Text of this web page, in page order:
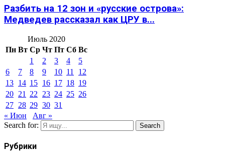
Разбить на 12 зон и «русские острова»:
Медведев рассказал как ЦРУ в...
Июль 2020
Пн Вт Ср Чт Пт Сб Вс
1
2 3 4
5
6
7 8 9 10 11
12
13 14 15 16 17 18 19
20 21 22 23 24 25 26
27 28 29 30 31
« Июн
Авг »
Search for:
Search
Рубрики